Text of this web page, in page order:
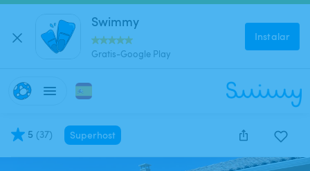
Swimmy
Gratis-Google Play
Instalar
5 (37) Superhost